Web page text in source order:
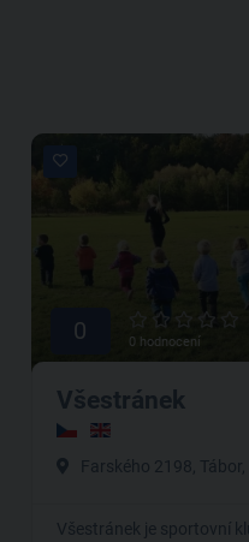
0 0 hodnocení
Všestránek
Farského 2198, Tábor,
Všestránek je sportovní